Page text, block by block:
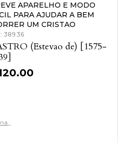
APARELHO E MODO
PARA AJUDAR A BEM
UM CRISTAO
38936
(Estevao de) [1575-